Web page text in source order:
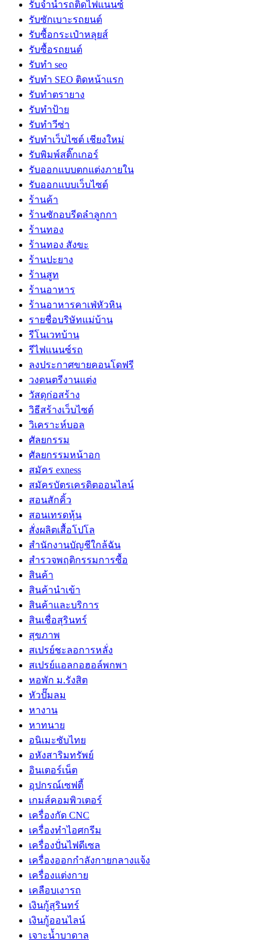
รับจำนำรถติดไฟแนนซ์
รับซักเบาะรถยนต์
รับซื้อกระเป๋าหลุยส์
รับซื้อรถยนต์
รับทำ seo
รับทำ SEO ติดหน้าแรก
รับทำตรายาง
รับทำป้าย
รับทำวีซ่า
รับทำเว็บไซต์ เชียงใหม่
รับพิมพ์สติ๊กเกอร์
รับออกแบบตกแต่งภายใน
รับออกแบบเว็บไซต์
ร้านค้า
ร้านซักอบรีดลำลูกกา
ร้านทอง
ร้านทอง สังขะ
ร้านปะยาง
ร้านสูท
ร้านอาหาร
ร้านอาหารคาเฟ่หัวหิน
รายชื่อบริษัทแม่บ้าน
รีโนเวทบ้าน
รีไฟแนนซ์รถ
ลงประกาศขายคอนโดฟรี
วงดนตรีงานแต่ง
วัสดุก่อสร้าง
วิธีสร้างเว็บไซต์
วิเคราะห์บอล
ศัลยกรรม
ศัลยกรรมหน้าอก
สมัคร exness
สมัครบัตรเครดิตออนไลน์
สอนสักคิ้ว
สอนเทรดหุ้น
สั่งผลิตเสื้อโปโล
สำนักงานบัญชีใกล้ฉัน
สำรวจพฤติกรรมการซื้อ
สินค้า
สินค้านำเข้า
สินค้าและบริการ
สินเชื่อสุรินทร์
สุขภาพ
สเปรย์ชะลอการหลั่ง
สเปรย์แอลกอฮอล์พกพา
หอพัก ม.รังสิต
หัวปั๊มลม
หางาน
หาทนาย
อนิเมะซับไทย
อหังสาริมทรัพย์
อินเตอร์เน็ต
อุปกรณ์เซฟตี้
เกมส์คอมพิวเตอร์
เครื่องกัด CNC
เครื่องทำไอศกรีม
เครื่องปั่นไฟดีเซล
เครื่องออกกำลังกายกลางแจ้ง
เครื่องแต่งกาย
เคลือบเงารถ
เงินกู้สุรินทร์
เงินกู้ออนไลน์
เจาะน้ำบาดาล